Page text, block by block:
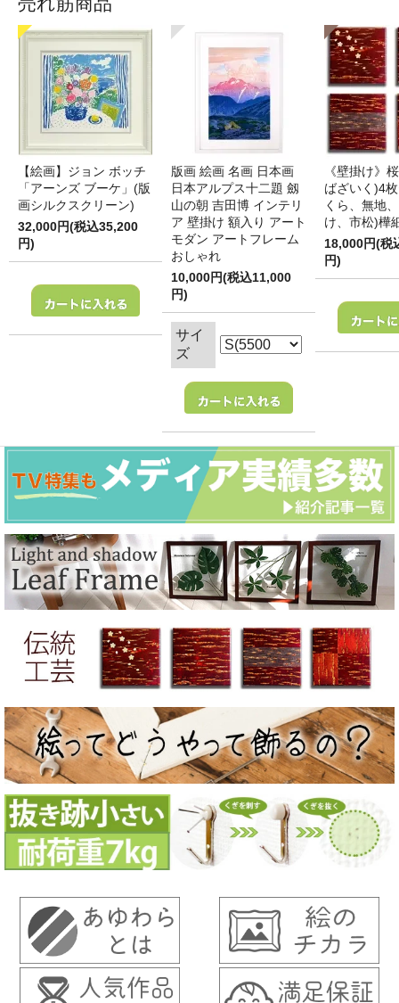
【絵画】ジョン ボッチ
「アーンズ ブーケ」(版
画シルクスクリーン)
32,000円(税込35,200
円)
版画 絵画 名画 日本画
日本アルプス十二題 劔
山の朝 吉田博 インテリ
ア 壁掛け 額入り アート
モダン アートフレーム
おしゃれ
10,000円(税込11,000
円)
サイ
ズ
《壁掛け》
ばざいく)4
くら、無地
け、市松)樺
18,000円(税
円)